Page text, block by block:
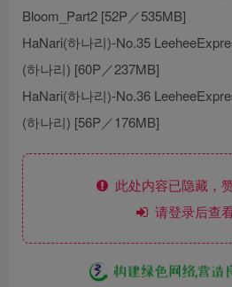
Bloom_Part2 [52P／535MB]
HaNari(하나리)-No.35
(하나리) [60P／237MB]
HaNari(하나리)-No.36
(하나리) [56P／176MB]
此处内容已隐藏，
请登录后查